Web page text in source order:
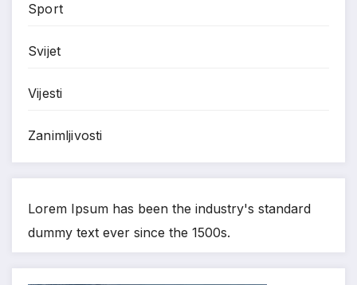
Sport
Svijet
Vijesti
Zanimljivosti
Lorem Ipsum has been the industry's standard
dummy text ever since the 1500s.